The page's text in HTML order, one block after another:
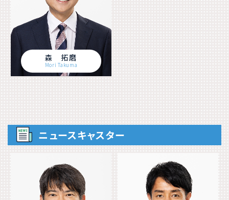
森 拓磨
Mori Takuma
ニュースキャスター